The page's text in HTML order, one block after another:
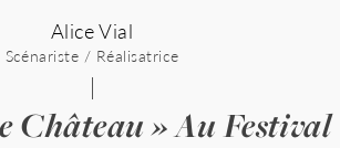
Alice Vial
Scénariste / Réalisatrice
Château » Au Festival